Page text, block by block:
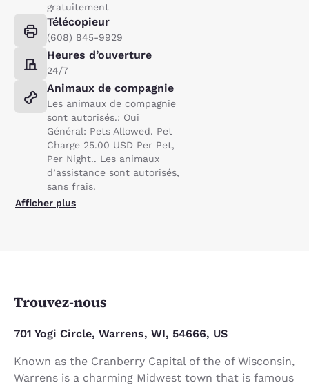
gratuitement
Télécopieur
(608) 845-9929
Heures d’ouverture
24/7
Animaux de compagnie
Les animaux de compagnie
sont autorisés.: Oui
Général: Pets Allowed. Pet
Charge 25.00 USD Per Pet,
Per Night.. Les animaux
d’assistance sont autorisés,
sans frais.
Afficher plus
Trouvez-nous
701 Yogi Circle, Warrens, WI, 54666, US
Known as the Cranberry Capital of the of Wisconsin,
Warrens is a charming Midwest town that is famous